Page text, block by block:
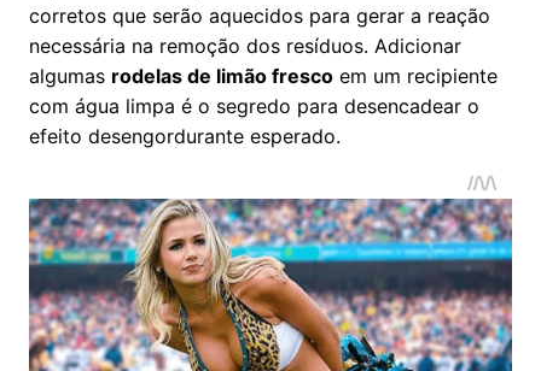
corretos que serão aquecidos para gerar a reação
necessária na remoção dos resíduos. Adicionar
algumas rodelas de limão fresco em um recipiente
com água limpa é o segredo para desencadear o
efeito desengordurante esperado.